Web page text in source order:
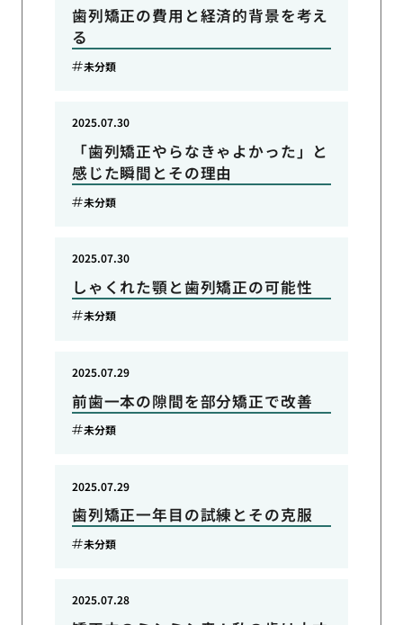
歯列矯正の費用と経済的背景を考え
る
未分類
「歯列矯正やらなきゃよかった」と
感じた瞬間とその理由
2025.07.30
未分類
しゃくれた顎と歯列矯正の可能性
2025.07.30
未分類
前歯一本の隙間を部分矯正で改善
2025.07.29
未分類
歯列矯正一年目の試練とその克服
2025.07.29
未分類
2025.07.28